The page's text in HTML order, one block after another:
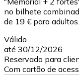
no bilhete
de 19 € para adultos.
Válido
até 30/12/2026
Reservado para
Com cartão de